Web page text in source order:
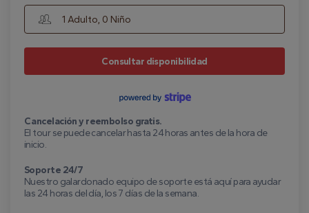
1 Adulto, 0 Niño
Consultar disponibilidad
Cancelación y reembolso gratis.
El tour se puede cancelar hasta 24 horas antes de la hora de
inicio.
Soporte 24/7
Nuestro galardonado equipo de soporte está aquí para ayudar
las 24 horas del día, los 7 días de la semana.